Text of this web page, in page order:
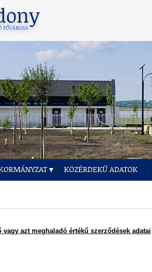
KÖZÉRDEKŰ ADATOK
azt meghaladó értékű szerződések adatai